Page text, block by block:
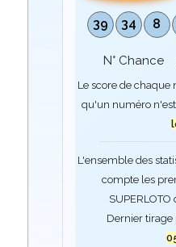
39 34 8
N° Chance
Le score de
qu'un numéro
L'ensemble des
compte les
SUPERLOTO
Dernier